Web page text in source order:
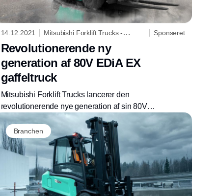
14.12.2021
Mitsubishi Forklift Trucks -
Sponseret
Revolutionerende ny
generation af 80V EDiA EX
gaffeltruck
Mitsubishi Forklift Trucks lancerer den
revolutionerende nye generation af sin 80V
EDiA EX gaffeltruck.
Branchen